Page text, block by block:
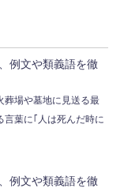
例文や類義語を徹
葬場や墓地に見送る最
言葉に｢人は死んだ時に
例文や類義語を徹